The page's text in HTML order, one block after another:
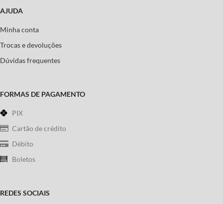
AJUDA
Minha conta
Trocas e devoluções
Dúvidas frequentes
FORMAS DE PAGAMENTO
PIX
Cartão de crédito
Débito
Boletos
REDES SOCIAIS